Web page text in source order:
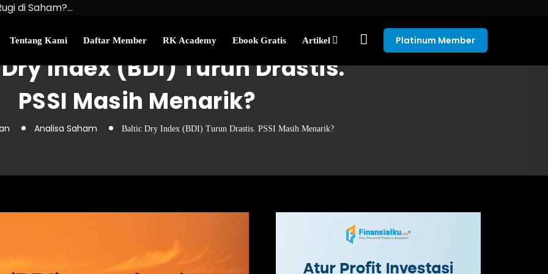
di Saham?…
Uang Perlu…
Tentang Kami Daftar Member RK Academy Ebook Gratis Artikel Platinum Member
Index (BDI) Turun Drastis.
PSSI Masih Menarik?
Analisa Saham Baltic Dry Index (BDI) Turun Drastis. PSSI Masih Menarik?